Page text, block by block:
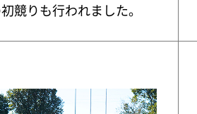
競りも行われました。